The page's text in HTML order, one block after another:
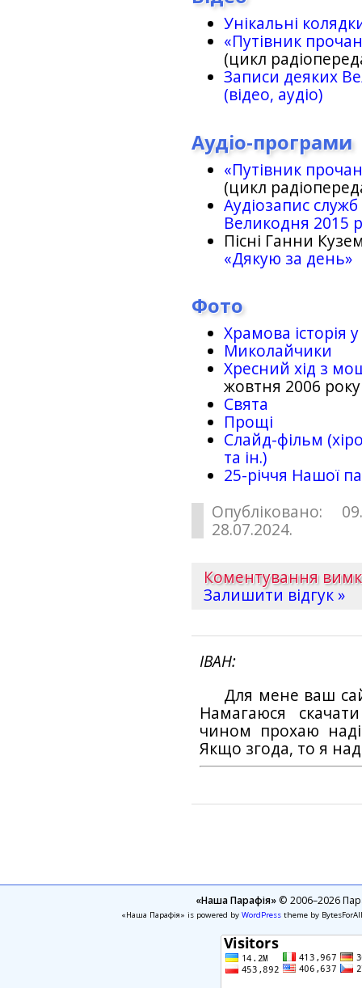
Унікальні
«Путівник
(цикл
Записи деяких
(відео, аудіо)
Аудіо-програми
«Путівник
(цикл
Аудіозапис
Великодня 2015
Пісні Ганни
«Дякую за день»
Фото
Храмова історія
Миколайчики
Хресний хід з
жовтня 2006 року
Свята
Прощі
Слайд-фільм
та ін.)
25-рiччя Нашої
Опубліковано:
28.07.2024.
Коментування
Залишити відгук »
ІВАН
Для мене ваш
Намагаюся
чином прохаю
Якщо згода, то я
«Наша Парафія»© 2006–2026
«Наша Парафія» is powered by WordPresstheme by